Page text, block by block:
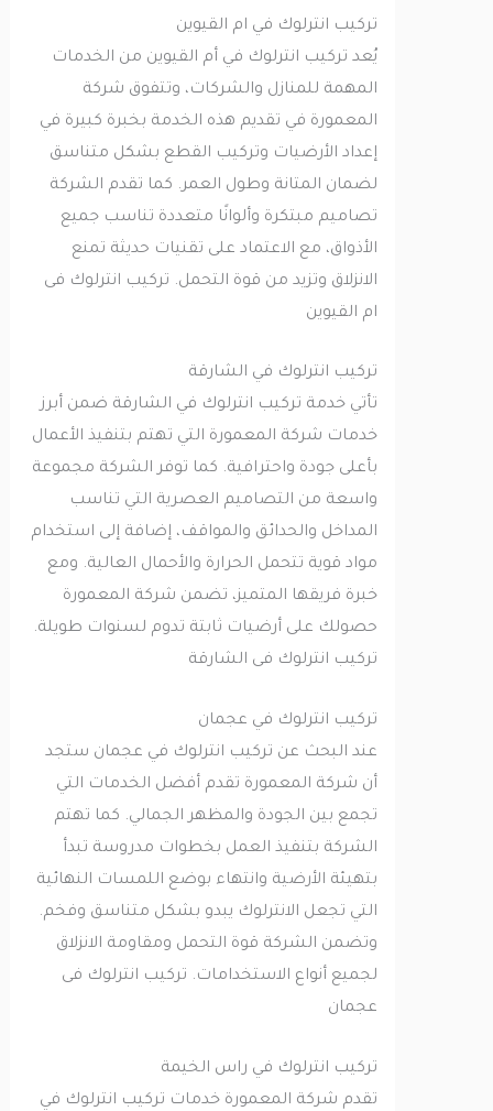
تركيب انترلوك في ام القيوين
يُعد تركيب انترلوك في أم القيوين من الخدمات
المهمة للمنازل والشركات، وتتفوق شركة
المعمورة في تقديم هذه الخدمة بخبرة كبيرة في
إعداد الأرضيات وتركيب القطع بشكل متناسق
لضمان المتانة وطول العمر. كما تقدم الشركة
تصاميم مبتكرة وألوانًا متعددة تناسب جميع
الأذواق، مع الاعتماد على تقنيات حديثة تمنع
الانزلاق وتزيد من قوة التحمل. تركيب انترلوك فى
ام القيوين
تركيب انترلوك في الشارقة
تأتي خدمة تركيب انترلوك في الشارقة ضمن أبرز
خدمات شركة المعمورة التي تهتم بتنفيذ الأعمال
بأعلى جودة واحترافية. كما توفر الشركة مجموعة
واسعة من التصاميم العصرية التي تناسب
المداخل والحدائق والمواقف، إضافة إلى استخدام
مواد قوية تتحمل الحرارة والأحمال العالية. ومع
خبرة فريقها المتميز، تضمن شركة المعمورة
حصولك على أرضيات ثابتة تدوم لسنوات طويلة.
تركيب انترلوك فى الشارقة
تركيب انترلوك في عجمان
عند البحث عن تركيب انترلوك في عجمان ستجد
أن شركة المعمورة تقدم أفضل الخدمات التي
تجمع بين الجودة والمظهر الجمالي. كما تهتم
الشركة بتنفيذ العمل بخطوات مدروسة تبدأ
بتهيئة الأرضية وانتهاء بوضع اللمسات النهائية
التي تجعل الانترلوك يبدو بشكل متناسق وفخم.
وتضمن الشركة قوة التحمل ومقاومة الانزلاق
لجميع أنواع الاستخدامات. تركيب انترلوك فى
عجمان
تركيب انترلوك في راس الخيمة
تقدم شركة المعمورة خدمات تركيب انترلوك في